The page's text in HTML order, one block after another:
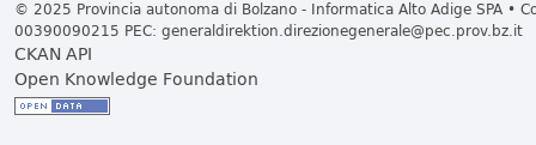
© 2025 Provincia autonoma di Bolzano - Informatica Alto Adige SPA •
00390090215 PEC: generaldirektion.direzionegenerale@pec.prov.bz.it
CKAN API
Open Knowledge Foundation